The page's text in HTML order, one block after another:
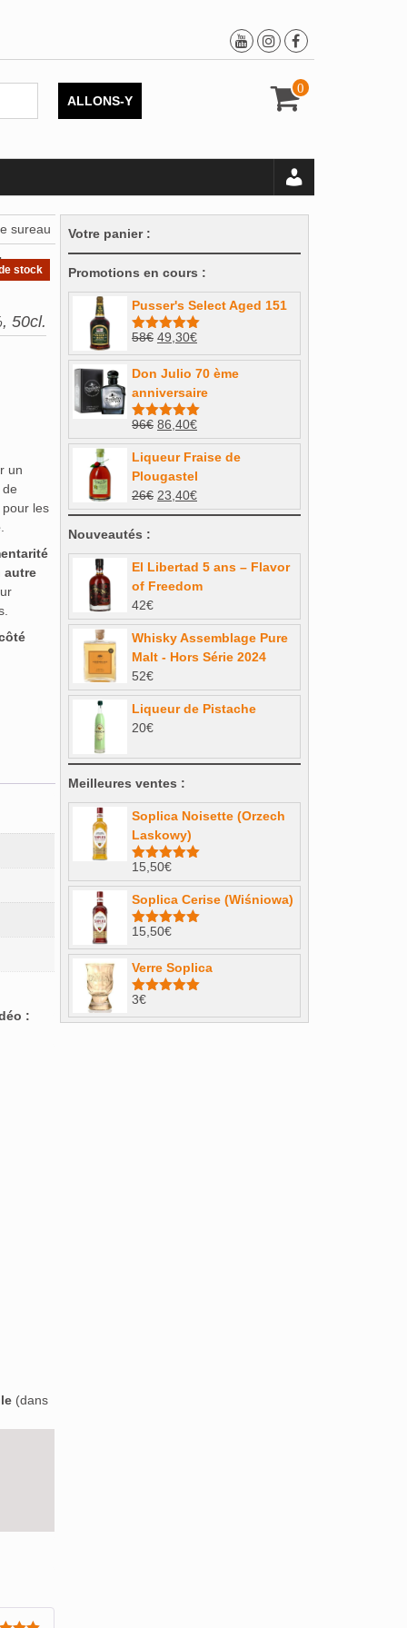
0
ALLONS-Y
sureau
50cl.
stock
un
de
les
.
autre
:
(dans
Votre panier :
Promotions en cours :
Pusser's Select Aged 151
Note5.00
sur 5
58€ Le
prix
initial
était :
58€.
49,30€Le
prix
actuel
est :
49,30€.
Don Julio 70 ème
anniversaire
Note5.00
sur 5
96€ Le
prix
initial
était :
96€.
86,40€Le
prix
actuel
est :
86,40€.
Liqueur Fraise de
Plougastel
26€ Le
prix
était :
26€.
23,40€Le
prix
est :
23,40€.
Nouveautés :
El Libertad 5 ans – Flavor
of Freedom
42€
Whisky Assemblage Pure
Malt - Hors Série 2024
52€
Liqueur de Pistache
20€
Meilleures ventes :
Soplica Noisette (Orzech
Laskowy)
Note4.98
sur 5
15,50€
Soplica Cerise (Wiśniowa)
Note5.00
sur 5
15,50€
Verre Soplica
Note
sur 5
3€